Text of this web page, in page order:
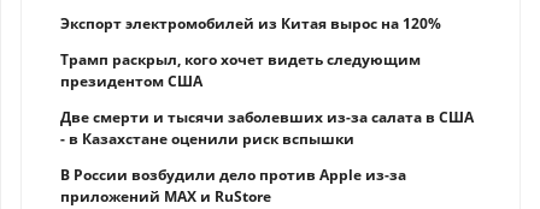
Экспорт электромобилей из Китая вырос на 120%
Трамп раскрыл, кого хочет видеть следующим
президентом США
Две смерти и тысячи заболевших из-за салата в США
- в Казахстане оценили риск вспышки
В России возбудили дело против Apple из-за
приложений MAX и RuStore